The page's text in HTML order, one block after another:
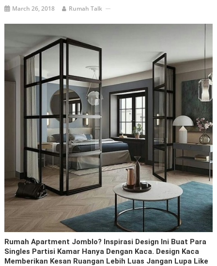
March 26, 2018 Rumah Talk
Rumah Apartment Jomblo? Inspirasi Design Ini Buat Para
Singles Partisi Kamar Hanya Dengan Kaca. Design Kaca
Memberikan Kesan Ruangan Lebih Luas Jangan Lupa Like